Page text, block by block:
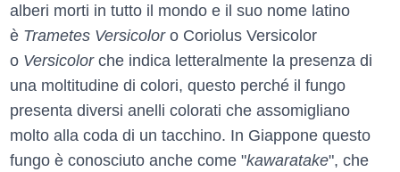
alberi morti in tutto il mondo e il suo nome latino
è Trametes Versicolor o Coriolus Versicolor
o Versicolor che indica letteralmente la presenza di
una moltitudine di colori, questo perché il fungo
presenta diversi anelli colorati che assomigliano
molto alla coda di un tacchino. In Giappone questo
fungo è conosciuto anche come "kawaratake", che